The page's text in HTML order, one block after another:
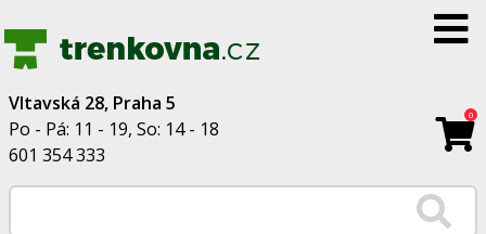
Vltavská 28, Praha 5
Po - Pá: 11 - 19, So: 14 - 18
601 354 333
0